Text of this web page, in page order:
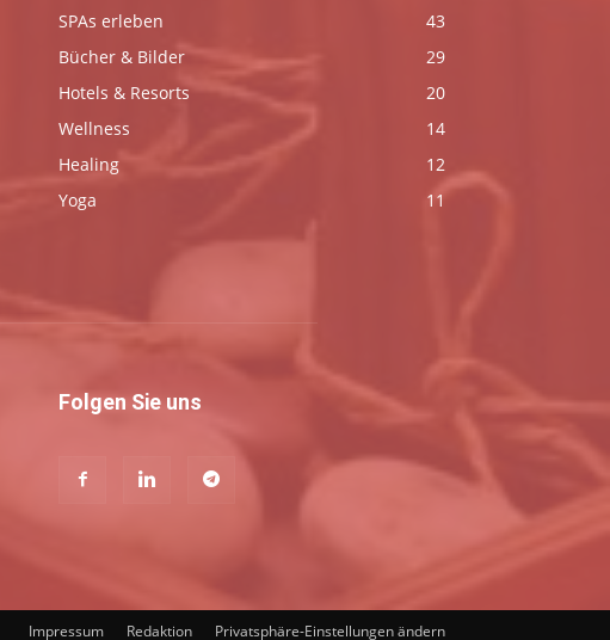
SPAs erleben
43
Bücher & Bilder
29
Hotels & Resorts
20
Wellness
14
Healing
12
Yoga
11
Folgen Sie uns
Impressum Redaktion Privatsphäre-Einstellungen ändern